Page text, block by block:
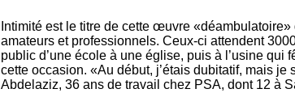
Intimité est le titre de cette œuvre
amateurs et professionnels. Ceux-ci attendent
public d’une école à une église, puis à l’usine qui
cette occasion. «Au début, j’étais dubitatif, mais je
Abdelaziz, 36 ans de travail chez PSA, dont 12 à